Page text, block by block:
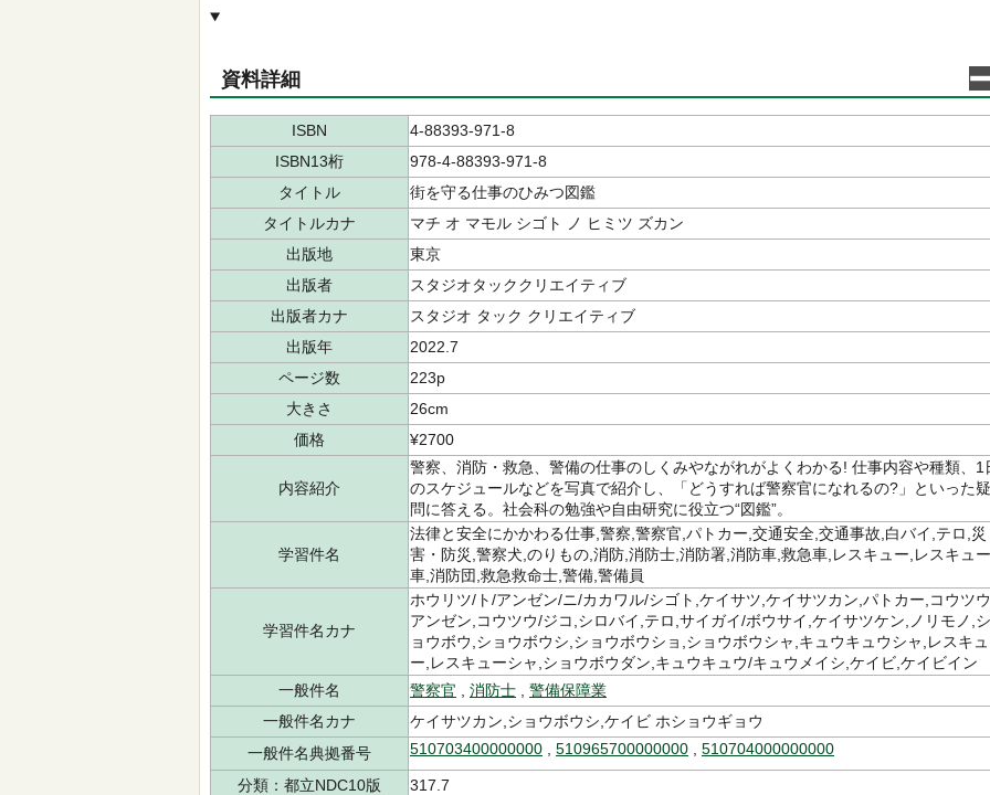
資料詳細
ISBN
4-88393-971-8
ISBN13桁
978-4-88393-971-8
タイトル
街を守る仕事のひみつ図鑑
タイトルカナ
マチ オ マモル シゴト ノ ヒミツ ズカン
出版地
東京
出版者
スタジオタッククリエイティブ
出版者カナ
スタジオ タック クリエイティブ
出版年
2022.7
ページ数
223p
大きさ
26cm
価格
¥2700
内容紹介
警察、消防・救急、警備の仕事のしくみやながれがよくわかる! 仕事内容や種類、1
のスケジュールなどを写真で紹介し、「どうすれば警察官になれるの?」といった疑
問に答える。社会科の勉強や自由研究に役立つ“図鑑”。
学習件名
法律と安全にかかわる仕事,警察,警察官,パトカー,交通安全,交通事故,白バイ,テロ,災
害・防災,警察犬,のりもの,消防,消防士,消防署,消防車,救急車,レスキュー,レスキュー
車,消防団,救急救命士,警備,警備員
学習件名カナ
ホウリツ/ト/アンゼン/ニ/カカワル/シゴト,ケイサツ,ケイサツカン,パトカー,コウツ
アンゼン,コウツウ/ジコ,シロバイ,テロ,サイガイ/ボウサイ,ケイサツケン,ノリモノ,シ
ョウボウ,ショウボウシ,ショウボウショ,ショウボウシャ,キュウキュウシャ,レスキュ
ー,レスキューシャ,ショウボウダン,キュウキュウ/キュウメイシ,ケイビ,ケイビイン
一般件名
警察官 消防士
警備保障業
一般件名カナ
ケイサツカン,ショウボウシ,ケイビ ホショウギョウ
一般件名典拠番号
510703400000000 510965700000000 510704000000000
分類：都立NDC10版
317.7